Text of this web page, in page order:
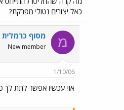
כאל יצורים נטולי מפרקת?
מ מסוף כרמלית
New member
1/10/06
או! עכשיו אפשר לתת לך